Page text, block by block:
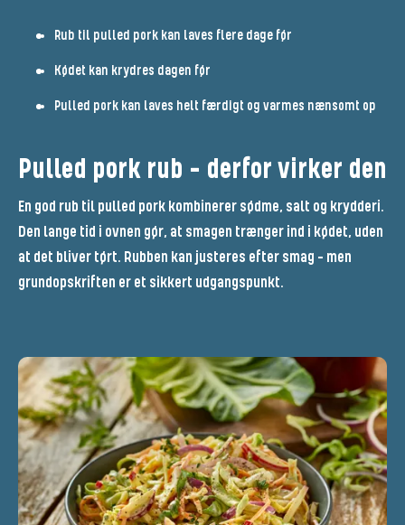
Rub til pulled pork kan laves flere dage før
Kødet kan krydres dagen før
Pulled pork kan laves helt færdigt og varmes nænsomt op
Pulled pork rub – derfor virker den
En god rub til pulled pork kombinerer sødme, salt og krydderi.
Den lange tid i ovnen gør, at smagen trænger ind i kødet, uden
at det bliver tørt. Rubben kan justeres efter smag – men
grundopskriften er et sikkert udgangspunkt.